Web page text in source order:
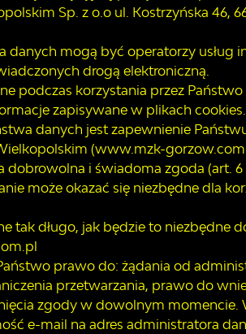
Sp. z o.o ul. Kostrzyńska 46,
danych mogą być operatorzy
drogą elektroniczną.
podczas korzystania przez
zapisywane w plikach cookies.
danych jest zapewnienie
(www.mzk-
i świadoma zgoda (art. 6
może okazać się niezbędne dla
tak długo, jak będzie to niezbędne
prawo do: żądania od
przetwarzania, prawo do
zgody w dowolnym momencie.
e-mail na adres administratora